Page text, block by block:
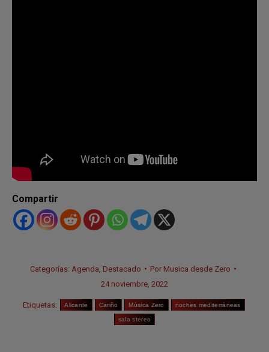
Compartir
Categorías: Agenda Destacado Por Musica desde Zero
24 noviembre, 2022
Etiquetas: Alicante Cariño Música Zero noches mediterráneas
sala stereo